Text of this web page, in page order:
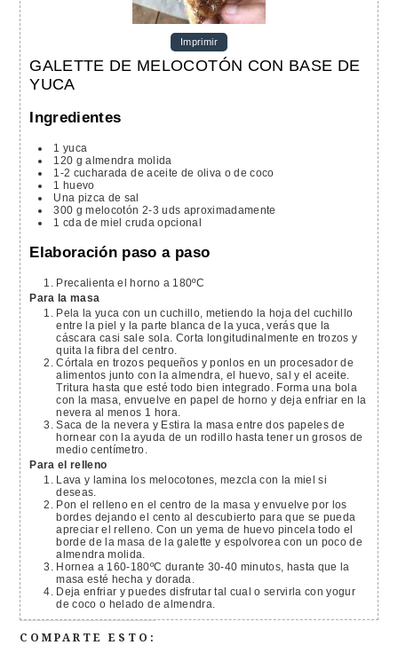
Imprimir
GALETTE DE MELOCOTÓN CON BASE DE
YUCA
Ingredientes
1 yuca
120 g almendra molida
1-2 cucharada de aceite de oliva o de coco
1 huevo
Una pizca de sal
300 g melocotón 2-3 uds aproximadamente
1 cda de miel cruda opcional
Elaboración paso a paso
Precalienta el horno a 180ºC
Para la masa
Pela la yuca con un cuchillo, metiendo la hoja del cuchillo
entre la piel y la parte blanca de la yuca, verás que la
cáscara casi sale sola. Corta longitudinalmente en trozos y
quita la fibra del centro.
Córtala en trozos pequeños y ponlos en un procesador de
alimentos junto con la almendra, el huevo, sal y el aceite.
Tritura hasta que esté todo bien integrado. Forma una bola
con la masa, envuelve en papel de horno y deja enfriar en la
nevera al menos 1 hora.
Saca de la nevera y Estira la masa entre dos papeles de
hornear con la ayuda de un rodillo hasta tener un grosos de
medio centímetro.
Para el relleno
Lava y lamina los melocotones, mezcla con la miel si
deseas.
Pon el relleno en el centro de la masa y envuelve por los
bordes dejando el cento al descubierto para que se pueda
apreciar el relleno. Con un yema de huevo pincela todo el
borde de la masa de la galette y espolvorea con un poco de
almendra molida.
Hornea a 160-180ºC durante 30-40 minutos, hasta que la
masa esté hecha y dorada.
Deja enfriar y puedes disfrutar tal cual o servirla con yogur
de coco o helado de almendra.
COMPARTE ESTO: